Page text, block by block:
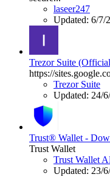
laseer247
Updated: 6/7/
Trezor Suite
https://
Trezor Suite
Updated: 24/
Trust® Wallet -
Trust Wallet
Trust Wallet
Updated: 23/